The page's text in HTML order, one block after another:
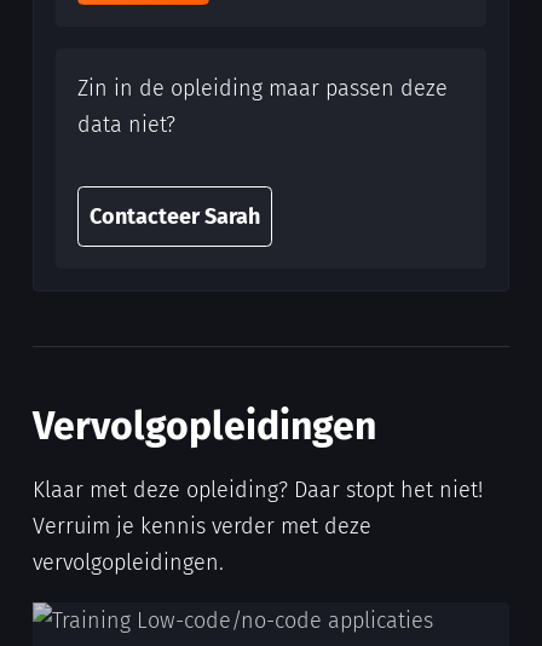
Zin in de opleiding maar passen deze
data niet?
Contacteer Sarah
Vervolgopleidingen
Klaar met deze opleiding? Daar stopt het niet!
Verruim je kennis verder met deze
vervolgopleidingen.